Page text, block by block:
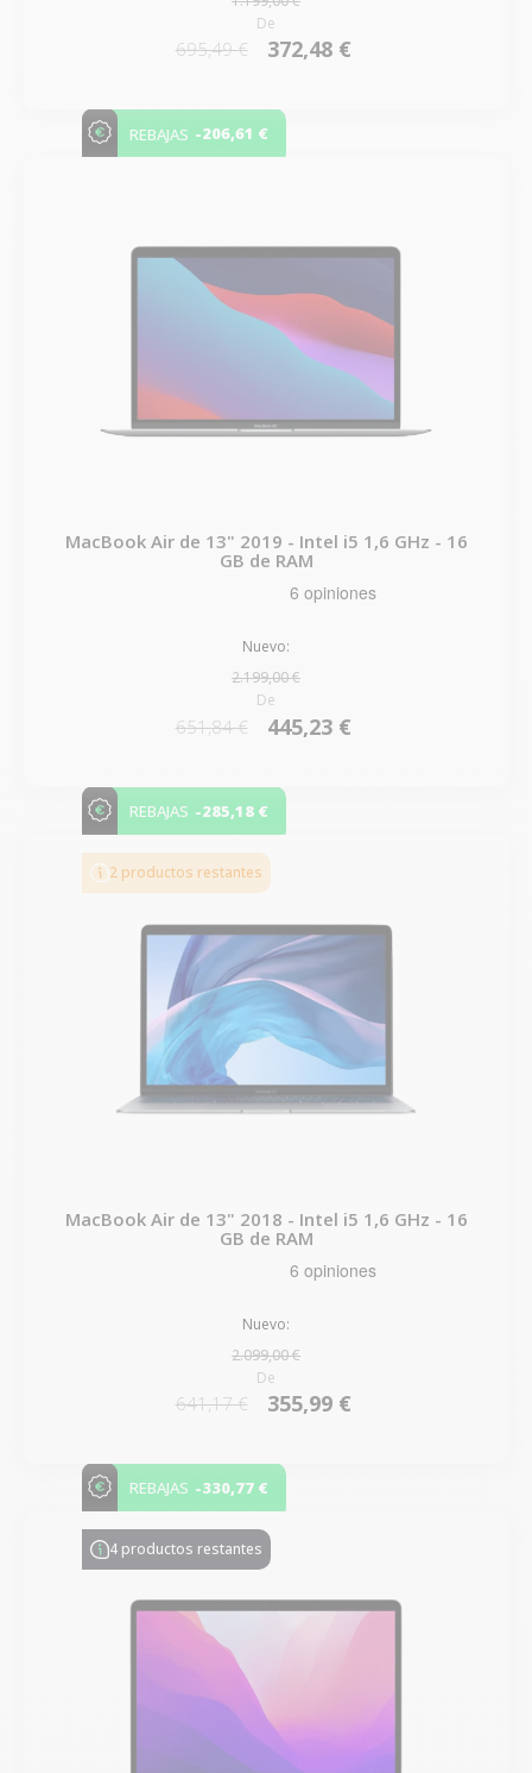
De
695,49 € 372,48 €
REBAJAS -206,61 €
MacBook Air de 13" 2019 - Intel i5 1,6 GHz - 16
GB de RAM
Nuevo:
2.199,00 €
De
651,84 € 445,23 €
REBAJAS -285,18 €
2 productos restantes
MacBook Air de 13" 2018 - Intel i5 1,6 GHz - 16
GB de RAM
Nuevo:
2.099,00 €
De
641,17 € 355,99 €
REBAJAS -330,77 €
4 productos restantes